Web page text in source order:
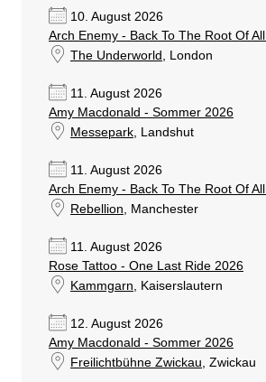
10. August 2026
Arch Enemy - Back To The Root Of
The Underworld , London
11. August 2026
Amy Macdonald - Sommer 2026
Messepark, Landshut
11. August 2026
Arch Enemy - Back To The Root Of
Rebellion , Manchester
11. August 2026
Rose Tattoo - One Last Ride 2026
Kammgarn , Kaiserslautern
12. August 2026
Amy Macdonald - Sommer 2026
Freilichtbühne Zwickau , Zwickau